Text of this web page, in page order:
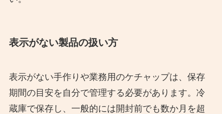
表示がない製品の扱い方
表示がない手作りや業務用のケチャップは、保存
期間の目安を自分で管理する必要があります。冷
蔵庫で保存し、一般的には開封前でも数か月を超